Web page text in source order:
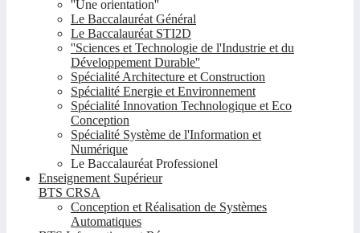
''Une orientation''
Le Baccalauréat Général
Le Baccalauréat STI2D
''Sciences et Technologie de l'Industrie et du
Développement Durable''
Spécialité Architecture et Construction
Spécialité Energie et Environnement
Spécialité Innovation Technologique et Eco
Conception
Spécialité Système de l'Information et
Numérique
Le Baccalauréat Professionel
Enseignement Supérieur
BTS CRSA
Conception et Réalisation de Systèmes
Automatiques